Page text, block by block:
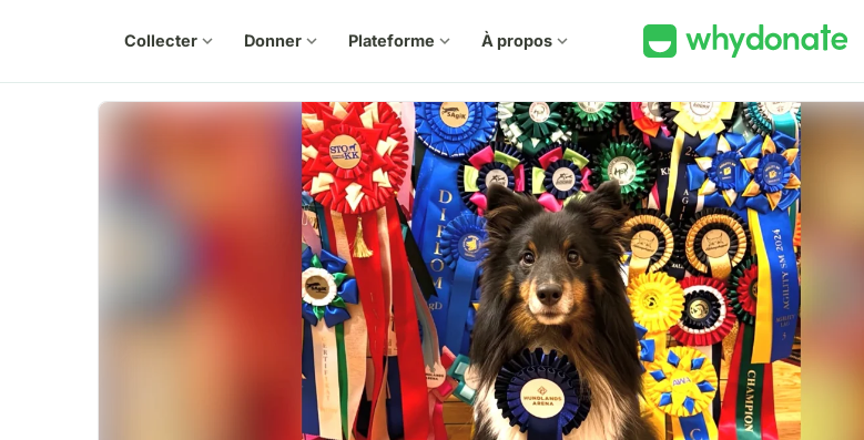
Collecter expand_more Donner expand_more Plateforme expand_more À propos expand_more